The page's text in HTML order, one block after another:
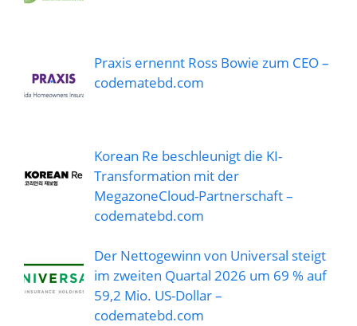
Praxis ernennt Ross Bowie zum CEO –
codematebd.com
Korean Re beschleunigt die KI-
Transformation mit der
MegazoneCloud-Partnerschaft –
codematebd.com
Der Nettogewinn von Universal steigt
im zweiten Quartal 2026 um 69 % auf
59,2 Mio. US-Dollar –
codematebd.com